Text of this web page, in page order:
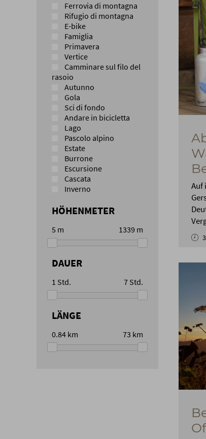
Ferrovia di montagna
Rifugio di montagna
E-bike
Famiglia
Primavera
Vertice
Camminare sul filo del
rasoio
Autunno
Gola
Sci di fondo
Andare in bicicletta
Lago
Pascolo alpino
Estate
Burrone
Escursione
Cascata
Inverno
HÖHENMETER
5 m 1339 m
DAUER
1 Std. 7 Std.
LÄNGE
0.84 km 73 km
Auf